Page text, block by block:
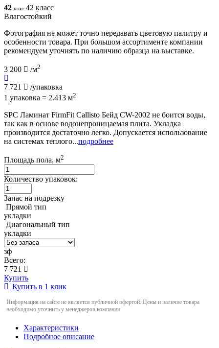
42 класс 42 класс
Влагостойкий
Фотография не может точно передавать цветовую палитру и
особенности товара. При большом ассортименте компании
рекомендуем уточнять по наличию образца на выставке.
3 200 /м2
7 721
/упаковка
1 упаковка = 2.413 м2
SPC Ламинат FirmFit Callisto Бейд CW-2002 не боится воды,
так как в основе водонепроницаемая плита. Укладка
производится достаточно легко. Допускается использование
на системах теплого...подробнее
Площадь пола, м2
Количество упаковок:
Запас на подрезку
Прямой тип
укладки
Диагональный тип
укладки
зф
Всего:
7 721
Купить
Купить в 1 клик
Информация на сайте не является публичной офертой. Цены и наличие товара
необходимо уточнить у менеджеров компании
Характеристики
Подробное описание